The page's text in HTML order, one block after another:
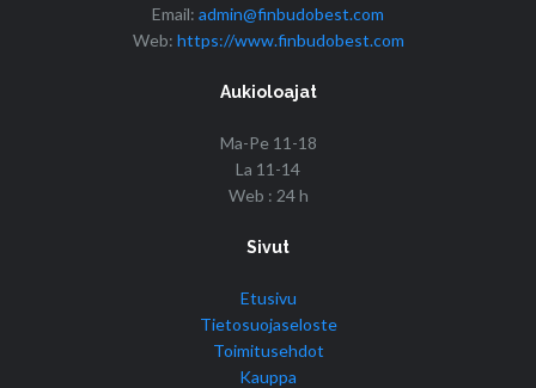
Email: admin@finbudobest.com
Web: https://www.finbudobest.com
Aukioloajat
Ma-Pe 11-18
La 11-14
Web : 24 h
Sivut
Etusivu
Tietosuojaseloste
Toimitusehdot
Kauppa